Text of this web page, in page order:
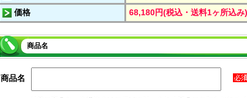
価格
68,180円(税込・送料1ヶ所込み)
商品名
商品名